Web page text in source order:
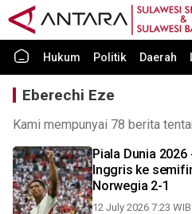
Hukum Politik Daerah
Eberechi Eze
Kami mempunyai 78 berita
Piala Dunia
Inggris ke
Norwegia 2-1
12 July 2026 7:23 WIB